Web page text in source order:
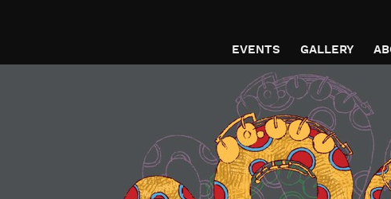
EVENTS
GALLERY